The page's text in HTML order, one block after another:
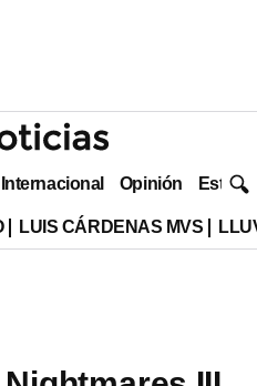
Internacional Opinión Estilo
LUIS CÁRDENAS MVS